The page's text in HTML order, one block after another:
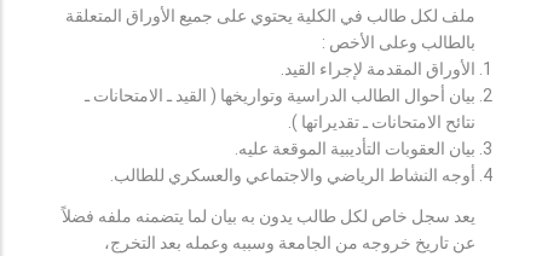
ملف لكل طالب في الكلية يحتوي على جميع الأوراق المتعلقة
بالطالب وعلى الأخص :
الأوراق المقدمة لإجراء القيد.
بيان أحوال الطالب الدراسية وتواريخها ( القيد ـ الامتحانات ـ
نتائح الامتحانات ـ تقديراتها ).
بيان العقوبات التأديبية الموقعة عليه.
أوجه النشاط الرياضي والاجتماعي والعسكري للطالب.
يعد سجل خاص لكل طالب يدون به بيان لما يتضمنه ملفه فضلاً
عن تاريخ خروجه من الجامعة وسببه وعمله بعد التخرج،